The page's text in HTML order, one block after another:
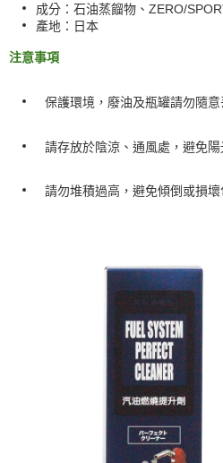
成分 ：石油蒸餾物、ZERO/
產地 ：日本
注意事項
保護環境，廢油及瓶罐請勿隨意
請存放於陰涼、通風處，避免
請勿堆積過高，避免傾倒或損壞